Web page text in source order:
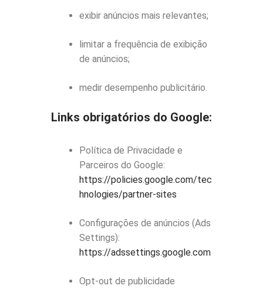
exibir anúncios mais relevantes;
limitar a frequência de exibição
de anúncios;
medir desempenho publicitário.
Links obrigatórios do Google:
Política de Privacidade e
Parceiros do Google:
https://policies.google.com/tec
hnologies/partner-sites
Configurações de anúncios (Ads
Settings):
https://adssettings.google.com
Opt-out de publicidade